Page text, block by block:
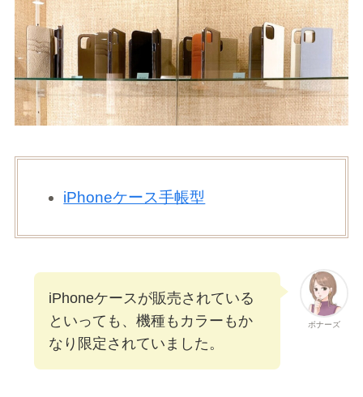
iPhoneケース手帳型
ボナーズ
iPhoneケースが販売されている
といっても、機種もカラーもか
なり限定されていました。